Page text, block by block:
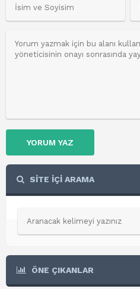
YORUM YAZ
SİTE İÇİ ARAMA
ÖNE ÇIKANLAR